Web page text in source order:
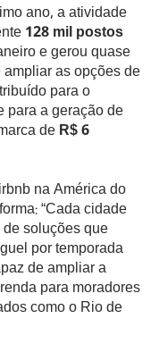
ano, a atividade
128 mil postos
e gerou quase
ampliar as opções de
para o
para a geração de
deR$ 6
na América do
“Cada cidade
soluções que
por temporada
de ampliar a
para moradores
como o Rio de